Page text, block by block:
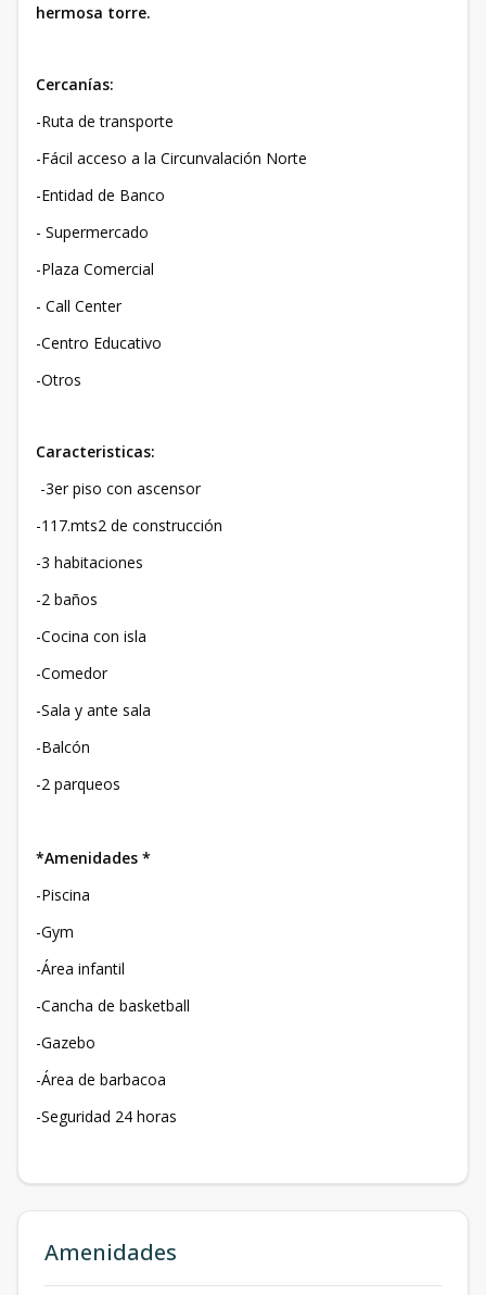
hermosa torre.
Cercanías:
-Ruta de transporte
-Fácil acceso a la Circunvalación Norte
-Entidad de Banco
- Supermercado
-Plaza Comercial
- Call Center
-Centro Educativo
-Otros
Caracteristicas:
-3er piso con ascensor
-117.mts2 de construcción
-3 habitaciones
-2 baños
-Cocina con isla
-Comedor
-Sala y ante sala
-Balcón
-2 parqueos
*Amenidades *
-Piscina
-Gym
-Área infantil
-Cancha de basketball
-Gazebo
-Área de barbacoa
-Seguridad 24 horas
Amenidades